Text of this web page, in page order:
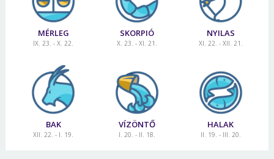
MÉRLEG
IX. 23. - X. 22.
SKORPIÓ
X. 23. - XI. 21.
NYILAS
XI. 22. - XII. 21.
BAK
XII. 22. - I. 19.
VÍZÖNTŐ
I. 20. - II. 18.
HALAK
II. 19. - III. 20.